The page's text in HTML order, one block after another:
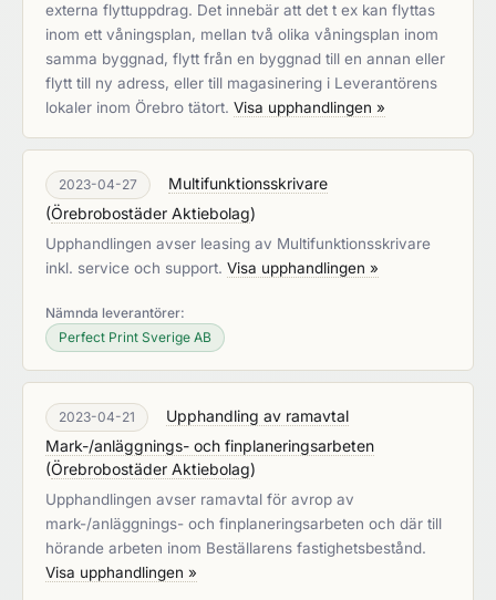
externa flyttuppdrag. Det innebär att det t ex kan flyttas
inom ett våningsplan, mellan två olika våningsplan inom
samma byggnad, flytt från en byggnad till en annan eller
flytt till ny adress, eller till magasinering i Leverantörens
lokaler inom Örebro tätort. Visa upphandlingen »
2023-04-27
Multifunktionsskrivare
(Örebrobostäder Aktiebolag)
Upphandlingen avser leasing av Multifunktionsskrivare
inkl. service och support. Visa upphandlingen »
Nämnda leverantörer:
Perfect Print Sverige AB
2023-04-21
Upphandling av ramavtal
Mark-/anläggnings- och finplaneringsarbeten
(Örebrobostäder Aktiebolag)
Upphandlingen avser ramavtal för avrop av
mark-/anläggnings- och finplaneringsarbeten och där till
hörande arbeten inom Beställarens fastighetsbestånd.
Visa upphandlingen »